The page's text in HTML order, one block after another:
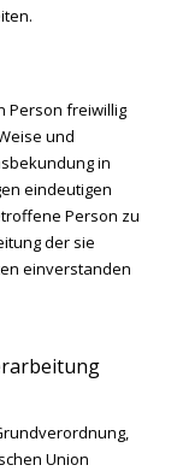
Person freiwillig
und
in
eindeutigen
Person zu
der sie
einverstanden
Union